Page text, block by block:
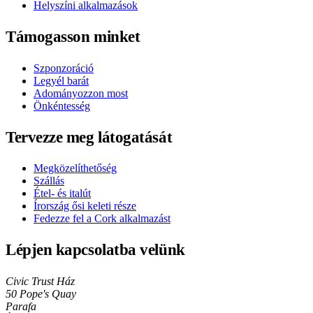
Helyszíni alkalmazások
Támogasson minket
Szponzoráció
Legyél barát
Adományozzon most
Önkéntesség
Tervezze meg látogatását
Megközelíthetőség
Szállás
Étel- és italút
Írország ősi keleti része
Fedezze fel a Cork alkalmazást
Lépjen kapcsolatba velünk
Civic Trust Ház
50 Pope's Quay
Parafa